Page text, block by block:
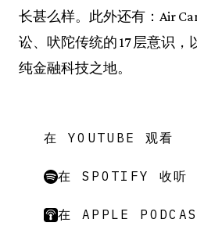
长甚么样。此外还有：Air
讼、吠陀传统的 17 层意识
纯金融科技之地。
在 YOUTUBE 观看
在 SPOTIFY 收听
在 APPLE